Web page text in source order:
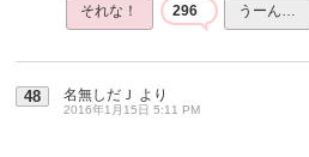
それな！ 296 うーん…
48 名無しだＪ より
2016年1月15日 5:11 PM